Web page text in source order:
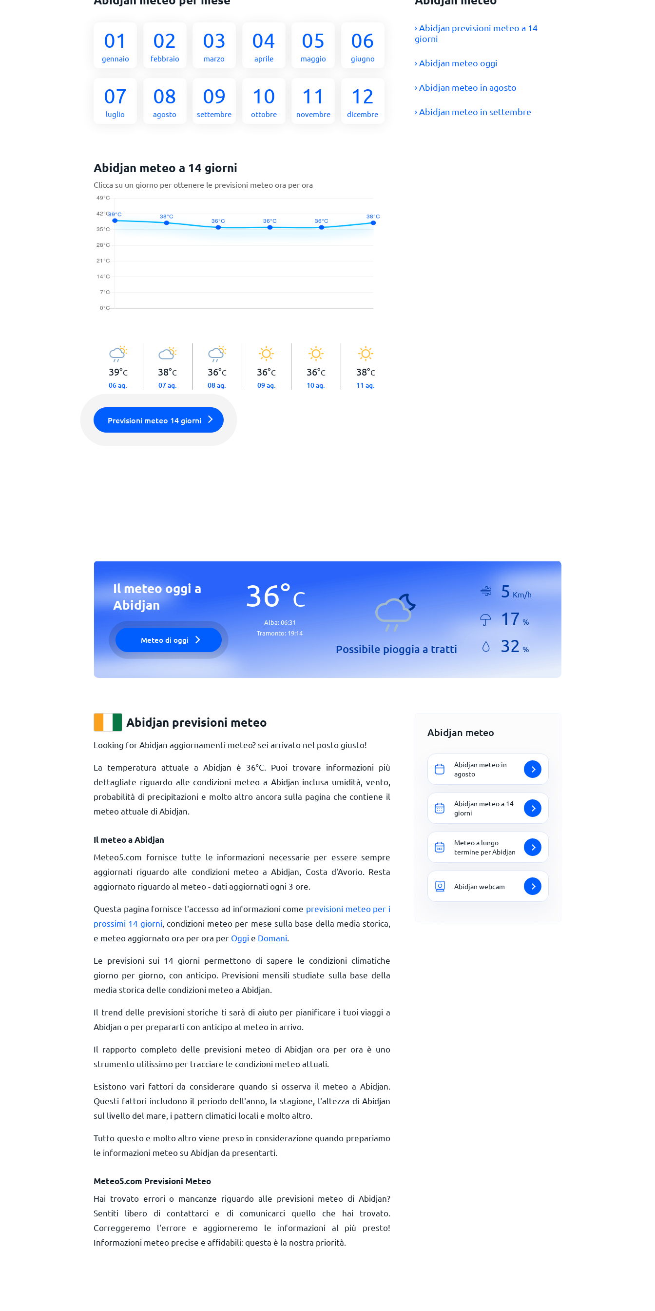
01
gennaio
02
febbraio
03
marzo
04
aprile
05
maggio
06
giugno
07
luglio
08
agosto
09
settembre
10
ottobre
11
novembre
12
dicembre
› Abidjan previsioni meteo a 14
giorni
› Abidjan meteo oggi
› Abidjan meteo in agosto
› Abidjan meteo in settembre
Abidjan meteo a 14 giorni
Clicca su un giorno per ottenere le previsioni meteo ora per ora
39°C
06 ag.
38°C
07 ag.
36°C
08 ag.
36°C
09 ag.
36°C
10 ag.
38°C
11 ag.
Previsioni meteo 14 giorni
Il meteo oggi a
Abidjan
Meteo di oggi
36°C
Alba:06:31
Tramonto: 19:14
Possibile pioggia a tratti
5 Km/h
17 %
32 %
Abidjan previsioni meteo
Looking for Abidjan aggiornamenti meteo? sei arrivato nel posto giusto!
La temperatura attuale a Abidjan è 36°C . Puoi trovare informazioni più
dettagliate riguardo alle condizioni meteo a Abidjan inclusa umidità, vento,
probabilità di precipitazioni e molto altro ancora sulla pagina che contiene il
meteo attuale di Abidjan.
Il meteo a Abidjan
Meteo5.com fornisce tutte le informazioni necessarie per essere sempre
aggiornati riguardo alle condizioni meteo a Abidjan, Costa d'Avorio. Resta
aggiornato riguardo al meteo - dati aggiornati ogni 3 ore.
Questa pagina fornisce l'accesso ad informazioni come previsioni meteo per i
prossimi 14 giorni , condizioni meteo per mese sulla base della media storica,
e meteo aggiornato ora per ora per Oggi e Domani
Le previsioni sui 14 giorni permettono di sapere le condizioni climatiche
giorno per giorno, con anticipo. Previsioni mensili studiate sulla base della
media storica delle condizioni meteo a Abidjan.
Il trend delle previsioni storiche ti sarà di aiuto per pianificare i tuoi viaggi a
Abidjan o per prepararti con anticipo al meteo in arrivo.
Il rapporto completo delle previsioni meteo di Abidjan ora per ora è uno
strumento utilissimo per tracciare le condizioni meteo attuali.
Esistono vari fattori da considerare quando si osserva il meteo a Abidjan.
Questi fattori includono il periodo dell'anno, la stagione, l'altezza di Abidjan
sul livello del mare, i pattern climatici locali e molto altro.
Tutto questo e molto altro viene preso in considerazione quando prepariamo
le informazioni meteo su Abidjan da presentarti.
Meteo5.com Previsioni Meteo
Hai trovato errori o mancanze riguardo alle previsioni meteo di Abidjan?
Sentiti libero di contattarci e di comunicarci quello che hai trovato.
Correggeremo l'errore e aggiorneremo le informazioni al più presto!
Informazioni meteo precise e affidabili: questa è la nostra priorità.
Abidjan meteo
Abidjan meteo in
agosto
Abidjan meteo a 14
giorni
Meteo a lungo
termine per Abidjan
Abidjan webcam